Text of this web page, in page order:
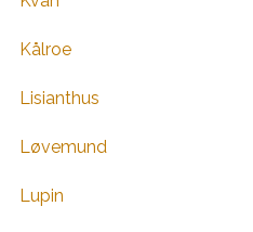
Kålroe
Lisianthus
Løvemund
Lupin